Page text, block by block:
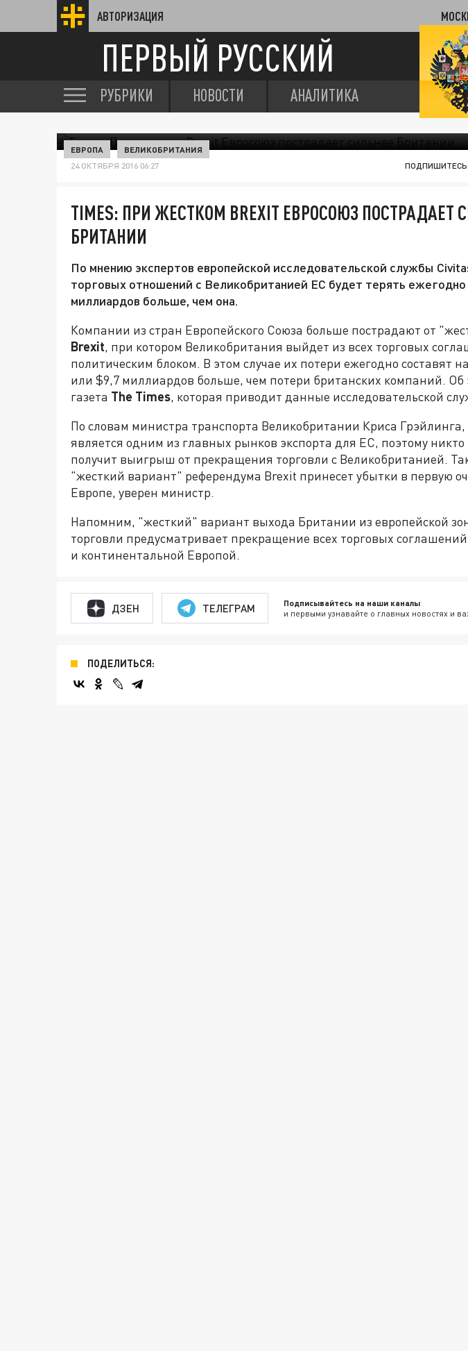
АВТОРИЗАЦИЯ
ПЕРВЫЙ РУССКИЙ
РУБРИКИ НОВОСТИ АНАЛИТИКА
ЕВРОПА ВЕЛИКОБРИТАНИЯ
24 ОКТЯБРЯ 2016 06:27 ПОДПИШИТЕСЬ:
TIMES: ПРИ ЖЕСТКОМ BREXIT ЕВРОСОЮЗ ПОСТРАДАЕТ
БРИТАНИИ
По мнению экспертов европейской исследовательской службы
торговых отношений с Великобританией ЕС будет терять ежегодно
миллиардов больше, чем она.
Компании из стран Европейского Союза больше пострадают от
Brexit, при котором Великобритания выйдет из всех торговых
политическим блоком. В этом случае их потери ежегодно составят
или $9,7 миллиардов больше, чем потери британских компаний. Об
газета The Times, которая приводит данные исследовательской
По словам министра транспорта Великобритании Криса Грэйлинга,
является одним из главных рынков экспорта для ЕС, поэтому никто
получит выигрыш от прекращения торговли с Великобританией.
"жесткий вариант" референдума Brexit принесет убытки в первую
Европе, уверен министр.
Напомним, "жесткий" вариант выхода Британии из европейской
торговли предусматривает прекращение всех торговых
и континентальной Европой.
ДЗЕН ТЕЛЕГРАМ Подписывайтесь на наши каналы
и первыми узнавайте о главных новостях и
ПОДЕЛИТЬСЯ: